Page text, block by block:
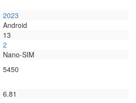
2023
Android
13
2
Nano-SIM
5450
6.81